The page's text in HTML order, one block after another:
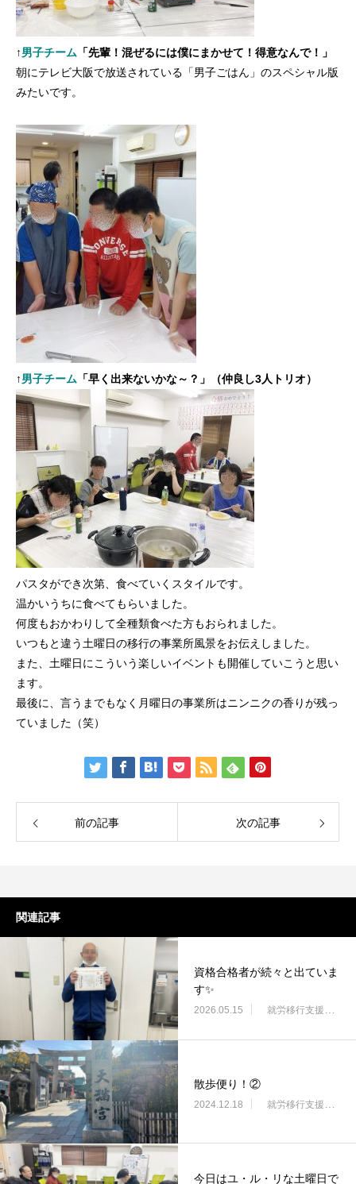
↑男子チーム 「先輩！混ぜるには僕にまかせて！得意なんで！」
朝にテレビ大阪で放送されている「男子ごはん」のスペシャル版
みたいです。
↑男子チーム 「早く出来ないかな～？」（仲良し3人トリオ）
パスタができ次第、食べていくスタイルです。
温かいうちに食べてもらいました。
何度もおかわりして全種類食べた方もおられました。
いつもと違う土曜日の移行の事業所風景をお伝えしました。
また、土曜日にこういう楽しいイベントも開催していこうと思い
ます。
最後に、言うまでもなく月曜日の事業所はニンニクの香りが残っ
ていました（笑）
前の記事 次の記事
関連記事
資格合格者が続々と出ていま
す✨
2026.05.15 就労移行支援・ニコサービス城東センター
散歩便り！②
2024.12.18 就労移行支援・ニコサービス城東センター
今日はユ・ル・リな土曜日で